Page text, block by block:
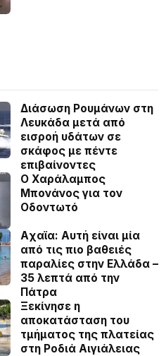
Διάσωση Ρουμάνων στη
Λευκάδα μετά από
εισροή υδάτων σε
σκάφος με πέντε
επιβαίνοντες
Ο Χαράλαμπος
Μπονάνος για τον
Οδοντωτό
Aχαϊα: Αυτή είναι μία
από τις πιο βαθειές
παραλίες στην Ελλάδα –
35 λεπτά από την
Πάτρα
Ξεκίνησε η
αποκατάσταση του
τμήματος της πλατείας
στη Ροδιά Αιγιάλειας